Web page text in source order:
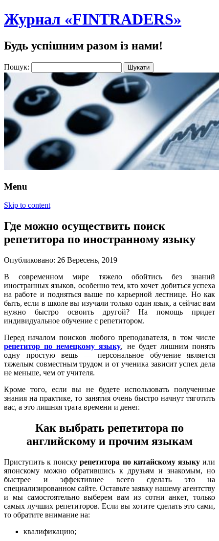
Журнал «FINTRADERS»
Будь успішним разом із нами!
Пошук:
Menu
Skip to content
Где можно осуществить поиск
репетитора по иностранному языку
Опубликовано: 26 Вересень, 2019
В современном мире тяжело обойтись без знаний
иностранных языков, особенно тем, кто хочет добиться успеха
на работе и подняться выше по карьерной лестнице. Но как
быть, если в школе вы изучали только один язык, а сейчас вам
нужно быстро освоить другой? На помощь придет
индивидуальное обучение с репетитором.
Перед началом поисков любого преподавателя, в том числе
репетитор по немецкому языку, не будет лишним понять
одну простую вещь — персональное обучение является
тяжелым совместным трудом и от ученика зависит успех дела
не меньше, чем от учителя.
Кроме того, если вы не будете использовать полученные
знания на практике, то занятия очень быстро начнут тяготить
вас, а это лишняя трата времени и денег.
Как выбрать репетитора по
английскому и прочим языкам
Приступить к поискурепетитора по китайскому языкуили
японскому можно обратившись к друзьям и знакомым, но
быстрее и эффективнее всего сделать это на
специализированном сайте. Оставьте заявку нашему агентству
и мы самостоятельно выберем вам из сотни анкет, только
самых лучших репетиторов. Если вы хотите сделать это сами,
то обратите внимание на:
квалификацию;